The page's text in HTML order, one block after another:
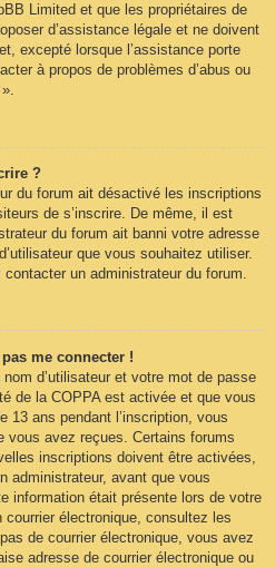
Limited et que les propriétaires de
d’assistance légale et ne doivent
excepté lorsque l’assistance porte
à propos de problèmes d’abus ou
?
du forum ait désactivé les inscriptions
de s’inscrire. De même, il est
du forum ait banni votre adresse
que vous souhaitez utiliser.
un administrateur du forum.
me connecter !
d’utilisateur et votre mot de passe
de la COPPA est activée et que vous
13 ans pendant l’inscription, vous
vous avez reçues. Certains forums
inscriptions doivent être activées,
administrateur, avant que vous
information était présente lors de votre
électronique, consultez les
de courrier électronique, vous avez
adresse de courrier électronique ou